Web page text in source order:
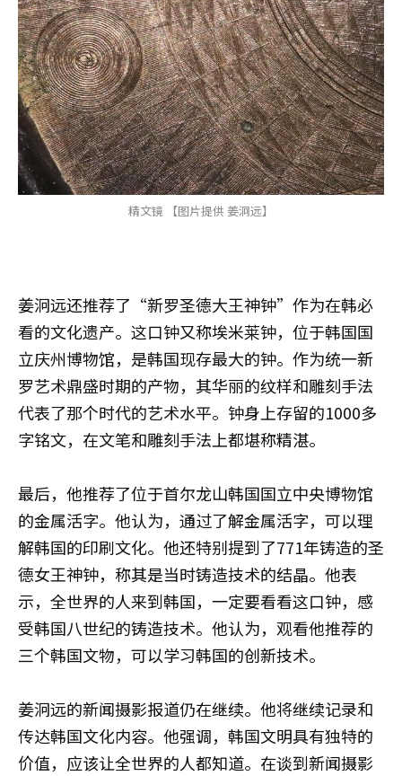
精文镜 【图片提供 姜泂远】
姜泂远还推荐了“新罗圣德大王神钟”作为在韩必
看的文化遗产。这口钟又称埃米莱钟，位于韩国国
立庆州博物馆，是韩国现存最大的钟。作为统一新
罗艺术鼎盛时期的产物，其华丽的纹样和雕刻手法
代表了那个时代的艺术水平。钟身上存留的1000多
字铭文，在文笔和雕刻手法上都堪称精湛。
最后，他推荐了位于首尔龙山韩国国立中央博物馆
的金属活字。他认为，通过了解金属活字，可以理
解韩国的印刷文化。他还特别提到了771年铸造的圣
德女王神钟，称其是当时铸造技术的结晶。他表
示，全世界的人来到韩国，一定要看看这口钟，感
受韩国八世纪的铸造技术。他认为，观看他推荐的
三个韩国文物，可以学习韩国的创新技术。
姜泂远的新闻摄影报道仍在继续。他将继续记录和
传达韩国文化内容。他强调，韩国文明具有独特的
价值，应该让全世界的人都知道。在谈到新闻摄影